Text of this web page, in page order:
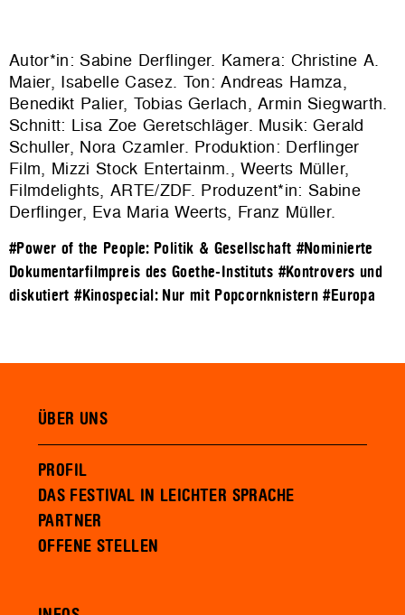
Autor*in: Sabine Derflinger. Kamera: Christine A.
Maier, Isabelle Casez. Ton: Andreas Hamza,
Benedikt Palier, Tobias Gerlach, Armin Siegwarth.
Schnitt: Lisa Zoe Geretschläger. Musik: Gerald
Schuller, Nora Czamler. Produktion: Derflinger
Film, Mizzi Stock Entertainm., Weerts Müller,
Filmdelights, ARTE/ZDF. Produzent*in: Sabine
Derflinger, Eva Maria Weerts, Franz Müller.
#Power of the People: Politik & Gesellschaft #Nominierte
Dokumentarfilmpreis des Goethe-Instituts #Kontrovers und
diskutiert #Kinospecial: Nur mit Popcornknistern #Europa
ÜBER UNS
PROFIL
DAS FESTIVAL IN LEICHTER SPRACHE
PARTNER
OFFENE STELLEN